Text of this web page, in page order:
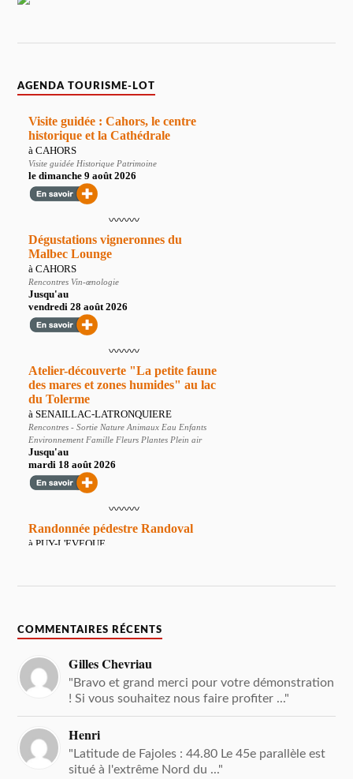
AGENDA TOURISME-LOT
COMMENTAIRES RÉCENTS
Gilles Chevriau
"Bravo et grand merci pour votre démonstration
! Si vous souhaitez nous faire profiter ..."
Henri
"Latitude de Fajoles : 44.80 Le 45e parallèle est
situé à l'extrême Nord du ..."